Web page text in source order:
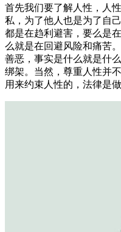
首先我们要了解人性，人
私，为了他人也是为了自
都是在趋利避害，要么是
么就是在回避风险和痛苦
善恶，事实是什么就是什
绑架。当然，尊重人性并
用来约束人性的，法律是